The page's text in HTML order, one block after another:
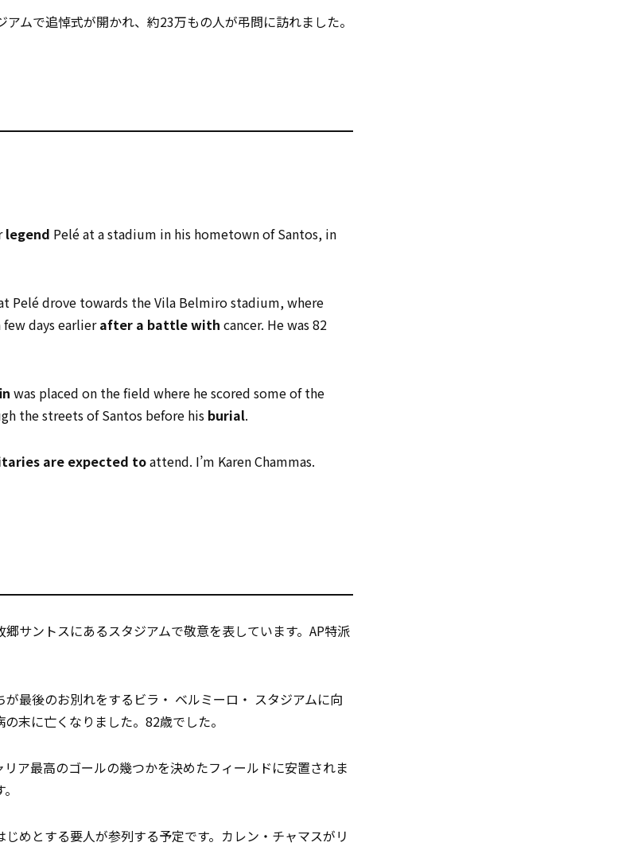
ムで追悼式が開かれ、約23万もの人が弔問に訪れました。
legend Pelé at a stadium in his hometown of Santos, in
Pelé drove towards the Vila Belmiro stadium, where
days earlierafter a battle with cancer. He was 82
was placed on the field where he scored some of the
the streets of Santos before his burial.
are expected toattend. I’m Karen Chammas.
サントスにあるスタジアムで敬意を表しています。AP特派
最後のお別れをするビラ・ ベルミーロ・ スタジアムに向
末に亡くなりました。82歳でした。
ア最高のゴールの幾つかを決めたフィールドに安置されま
じめとする要人が参列する予定です。カレン・チャマスがリ